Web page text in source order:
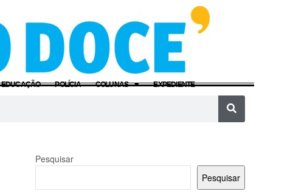
EDUCAÇÃO POLÍCIA COLUNAS EXPEDIENTE
Pesquisar
Pesquisar